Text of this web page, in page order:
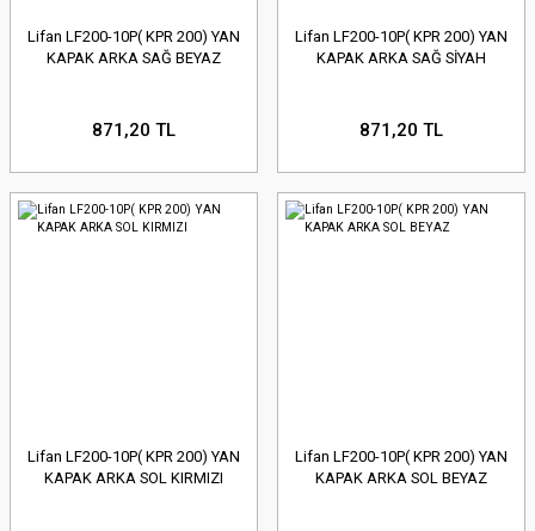
Lifan LF200-10P( KPR 200) YAN
KAPAK ARKA SAĞ BEYAZ
871,20 TL
Lifan LF200-10P( KPR 200) YAN
KAPAK ARKA SAĞ SİYAH
871,20 TL
Lifan LF200-10P( KPR 200) YAN
KAPAK ARKA SOL KIRMIZI
Lifan LF200-10P( KPR 200) YAN
KAPAK ARKA SOL BEYAZ